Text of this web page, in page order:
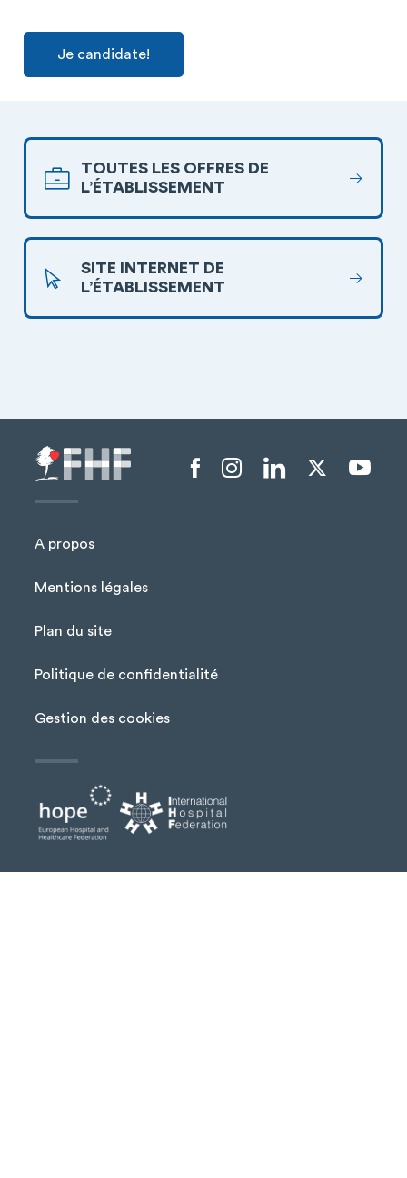
Je candidate!
TOUTES LES OFFRES DE
L’ÉTABLISSEMENT
SITE INTERNET DE
L’ÉTABLISSEMENT
Menu Pied de page
A propos
Mentions légales
Plan du site
Politique de confidentialité
Gestion des cookies
Menu liens sociaux